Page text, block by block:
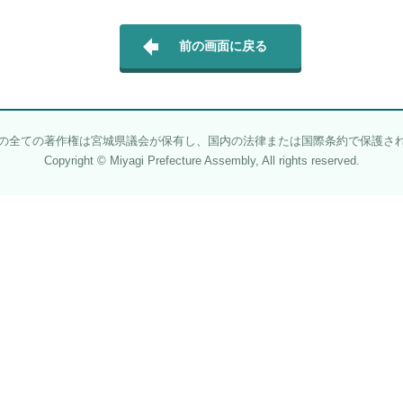
前の画面に戻る
全ての著作権は宮城県議会が保有し、国内の法律または国際条約で保護さ
Copyright © Miyagi Prefecture Assembly, All rights reserved.